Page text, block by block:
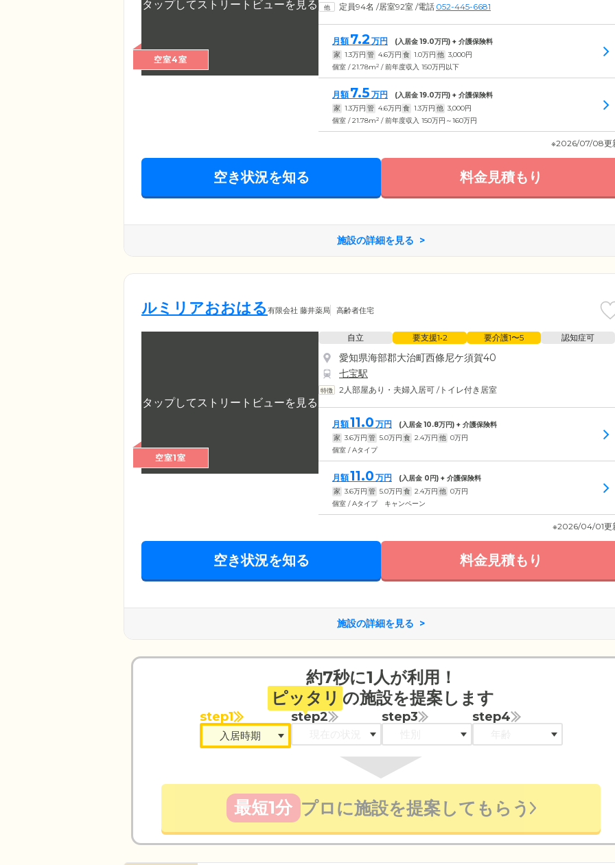
空室4室
定員94名 /居室92室 /電話 052-445-6681
月額 7.2 万円 (入居金19.0万円) + 介護保険料
家 1.3万円 管 4.6万円 食 1.0万円 他 3,000円
個室 / 21.78m2 / 前年度収入 150万円以下
月額 7.5 万円 (入居金19.0万円) + 介護保険料
家 1.3万円 管 4.6万円 食 1.3万円 他 3,000円
個室 / 21.78m2 / 前年度収入 150万円～160万円
※2026/07/08更
空き状況を知る 料金見積もり
施設の詳細を見る
ルミリアおおはる 有限会社 藤井薬局 高齢者住宅
空室1室
自立 要支援1•2 要介護1〜5 認知症可
愛知県海部郡大治町西條尼ケ須賀40
七宝駅
2人部屋あり・夫婦入居可 /トイレ付き居室
月額11.0 万円 (入居金10.8万円) + 介護保険料
家 3.6万円 管 5.0万円 食 2.4万円 他 0万円
個室 / Aタイプ
月額11.0 万円 (入居金 0 円) + 介護保険料
家 3.6万円 管 5.0万円 食 2.4万円 他 0万円
個室 / Aタイプ キャンペーン
※2026/04/01更
空き状況を知る 料金見積もり
施設の詳細を見る
約7秒に1人が利用！
ピッタリ の施設を提案します
step1 step2 step3 step4
最短1分 プロに施設を提案してもらう